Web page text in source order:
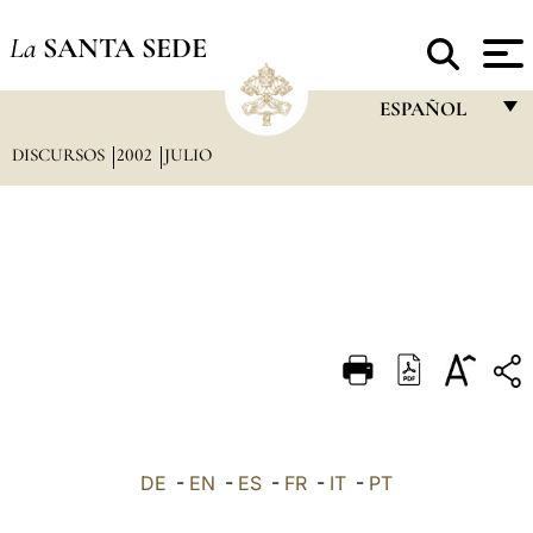
La SANTA SEDE
ESPAÑOL
DEUTSCH
العربيّة
DISCURSOS 2002 JULIO
DE - EN - ES - FR - IT - PT